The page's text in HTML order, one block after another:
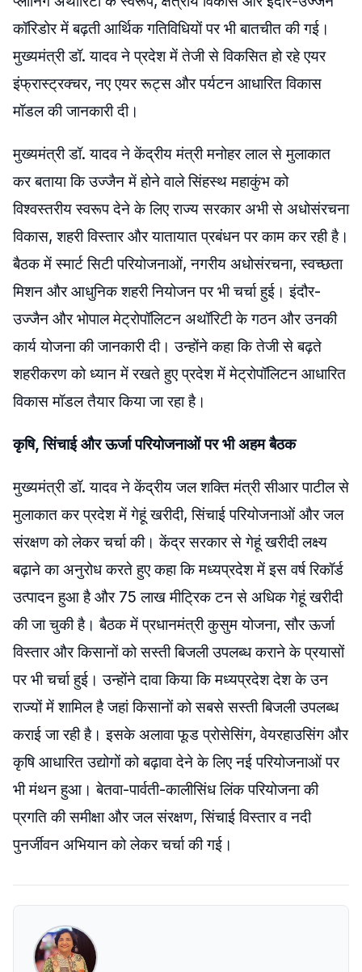
कॉरिडोर में बढ़ती आर्थिक गतिविधियों पर भी बातचीत की गई।
मुख्यमंत्री डॉ. यादव ने प्रदेश में तेजी से विकसित हो रहे एयर
इंफ्रास्ट्रक्चर, नए एयर रूट्स और पर्यटन आधारित विकास
मॉडल की जानकारी दी।
मुख्यमंत्री डॉ. यादव ने केंद्रीय मंत्री मनोहर लाल से मुलाकात
कर बताया कि उज्जैन में होने वाले सिंहस्थ महाकुंभ को
विश्वस्तरीय स्वरूप देने के लिए राज्य सरकार अभी से अधोसंरचना
विकास, शहरी विस्तार और यातायात प्रबंधन पर काम कर रही है।
बैठक में स्मार्ट सिटी परियोजनाओं, नगरीय अधोसंरचना, स्वच्छता
मिशन और आधुनिक शहरी नियोजन पर भी चर्चा हुई। इंदौर-
उज्जैन और भोपाल मेट्रोपॉलिटन अथॉरिटी के गठन और उनकी
कार्य योजना की जानकारी दी। उन्होंने कहा कि तेजी से बढ़ते
शहरीकरण को ध्यान में रखते हुए प्रदेश में मेट्रोपॉलिटन आधारित
विकास मॉडल तैयार किया जा रहा है।
कृषि, सिंचाई और ऊर्जा परियोजनाओं पर भी अहम बैठक
मुख्यमंत्री डॉ. यादव ने केंद्रीय जल शक्ति मंत्री सीआर पाटील से
मुलाकात कर प्रदेश में गेहूं खरीदी, सिंचाई परियोजनाओं और जल
संरक्षण को लेकर चर्चा की। केंद्र सरकार से गेहूं खरीदी लक्ष्य
बढ़ाने का अनुरोध करते हुए कहा कि मध्यप्रदेश में इस वर्ष रिकॉर्ड
उत्पादन हुआ है और 75 लाख मीट्रिक टन से अधिक गेहूं खरीदी
की जा चुकी है। बैठक में प्रधानमंत्री कुसुम योजना, सौर ऊर्जा
विस्तार और किसानों को सस्ती बिजली उपलब्ध कराने के प्रयासों
पर भी चर्चा हुई। उन्होंने दावा किया कि मध्यप्रदेश देश के उन
राज्यों में शामिल है जहां किसानों को सबसे सस्ती बिजली उपलब्ध
कराई जा रही है। इसके अलावा फूड प्रोसेसिंग, वेयरहाउसिंग और
कृषि आधारित उद्योगों को बढ़ावा देने के लिए नई परियोजनाओं पर
भी मंथन हुआ। बेतवा-पार्वती-कालीसिंध लिंक परियोजना की
प्रगति की समीक्षा और जल संरक्षण, सिंचाई विस्तार व नदी
पुनर्जीवन अभियान को लेकर चर्चा की गई।